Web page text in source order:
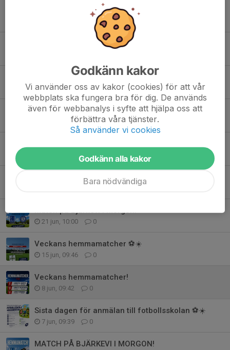
Höstsäsongens första hemmamatch!
HEMMAMATCHER V 32!
11-MANNA PLANEN
1 jul, 13:20 0
Årets fotbollsskola!
29 jun, 11:34 0
0
Hemmamatcher v 26!
21 jun, 10:00 0
Veckans hemmamatcher ⚽️☀️
15 jun, 09:46 0
Veckans hemmamatcher!
8 jun, 09:42 0
Sista dagen för anmälan till fotbollsskolan ⚽️☀️
7 jun, 09:39 0
MATCH PÅ BJÄRKEVI I MORGON!
Godkänn kakor
Vi använder oss av kakor (cookies) för att vår
webbplats ska fungera bra för dig. De används
även för webbanalys i syfte att hjälpa oss att
förbättra våra tjänster.
Så använder vi cookies
Godkänn alla kakor
Bara nödvändiga